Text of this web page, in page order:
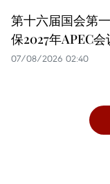
第十六届国会第
保2027年APEC
07/08/2026 02:40